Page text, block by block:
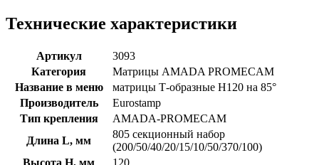
Технические характеристики
Артикул
3093
Категория
Матрицы AMADA PROMECAM
Название в меню
матрицы Т-образные H120 на 85°
Производитель
Eurostamp
Тип крепления
AMADA-PROMECAM
Длина L, мм
805 секционный набор
(200/50/40/20/15/10/50/370/100)
Высота H, мм
120